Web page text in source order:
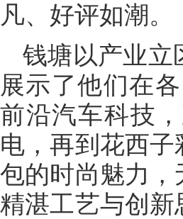
凡、好评如潮。
钱塘以产业立
展示了他们在
前沿汽车科技
电，再到花西
包的时尚魅力
精湛工艺与创